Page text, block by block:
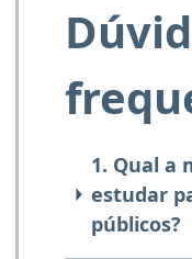
1. Qual a
estudar
públicos?